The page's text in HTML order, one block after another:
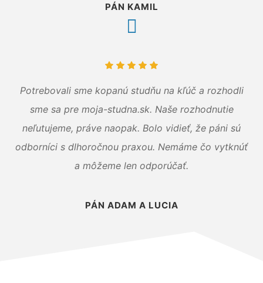
PÁN KAMIL
Potrebovali sme kopanú studňu na kľúč a rozhodli
sme sa pre moja-studna.sk. Naše rozhodnutie
neľutujeme, práve naopak. Bolo vidieť, že páni sú
odborníci s dlhoročnou praxou. Nemáme čo vytknúť
a môžeme len odporúčať.
PÁN ADAM A LUCIA